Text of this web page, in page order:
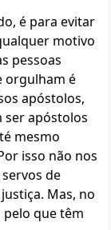
é para evitar
motivo
pessoas
orgulham é
apóstolos,
apóstolos
mesmo
isso não nos
de
Mas, no
pelo que têm